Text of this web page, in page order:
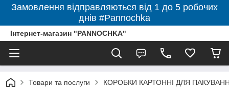
Замовлення відправляються від 1 до 5 робочих
днів #Pannochka
Інтернет-магазин "PANNOCHKA"
Товари та послуги КОРОБКИ КАРТОННІ ДЛЯ ПАКУВАННЯ